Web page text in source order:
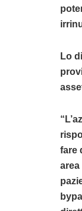
Lo
fare
area